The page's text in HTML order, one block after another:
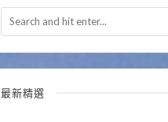
最新精選